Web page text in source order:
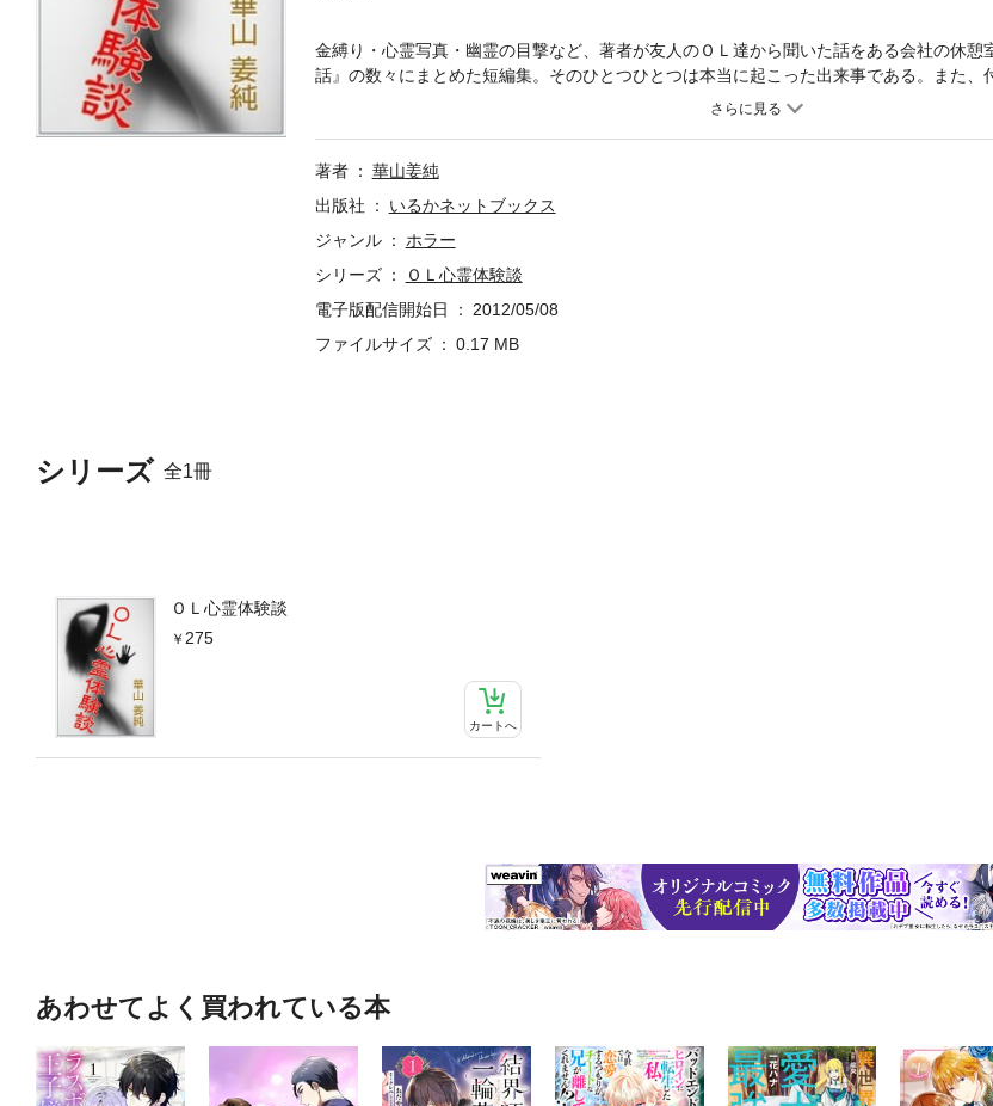
シリーズ 全1冊
ＯＬ心霊体験談
275
カートへ
金縛り・心霊写真・幽霊の目撃など、著者が友人のＯＬ達から聞いた話をある会社の休憩
話』の数々にまとめた短編集。そのひとつひとつは本当に起こった出来事である。また、
方法』を収録。金縛りに悩まされている方に是非参考にしていただきたい。
著者
華山姜純
出版社
いるかネットブックス
ジャンル
ホラー
シリーズ
ＯＬ心霊体験談
電子版配信開始日
2012/05/08
ファイルサイズ
0.17 MB
あわせてよく買われている本